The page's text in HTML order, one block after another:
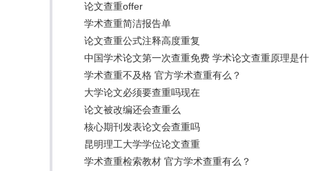
论文查重offer
学术查重简洁报告单
论文查重公式注释高度重复
中国学术论文第一次查重免费 学术论文查重原理是
学术查重不及格 官方学术查重有么？
大学论文必须要查重吗现在
论文被改编还会查重么
核心期刊发表论文会查重吗
昆明理工大学学位论文查重
学术查重检索教材 官方学术查重有么？